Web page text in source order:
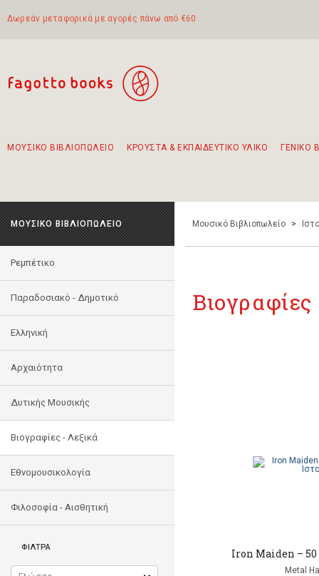
Δωρεάν μεταφορικά με αγορές πάνω από €60
ΜΟΥΣΙΚΟ ΒΙΒΛΙΟΠΩΛΕΙΟ ΚΡΟΥΣΤΑ & ΕΚΠΑΙΔΕΥΤΙΚΟ ΥΛΙΚΟ ΓΕΝΙΚΟ
ΜΟΥΣΙΚΟ ΒΙΒΛΙΟΠΩΛΕΙΟ
Ρεμπέτικο
Παραδοσιακό - Δημοτικό
Ελληνική
Αρχαιότητα
Δυτικής Μουσικής
Βιογραφίες - Λεξικά
Εθνομουσικολογία
Φιλοσοφία - Αισθητική
ΦΙΛΤΡΑ
Μουσικό Βιβλιοπωλείο >
Iron Maiden – 50
Metal